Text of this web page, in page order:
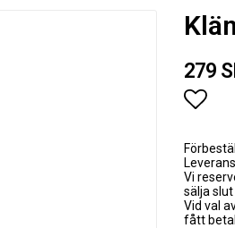
279
Vi
sälja
Vid val
fått